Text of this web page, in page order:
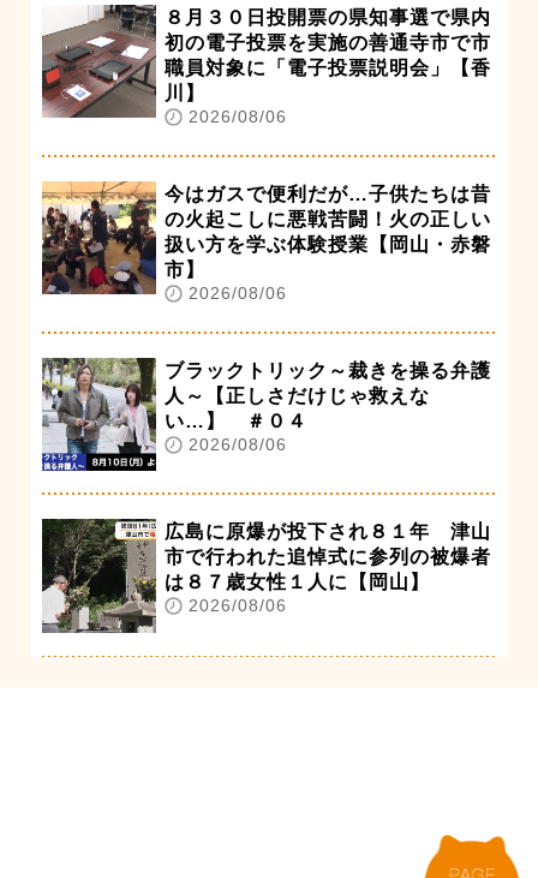
８月３０日投開票の県知事選で県内
初の電子投票を実施の善通寺市で市
職員対象に「電子投票説明会」【香
川】
2026/08/06
今はガスで便利だが…子供たちは昔
の火起こしに悪戦苦闘！火の正しい
扱い方を学ぶ体験授業【岡山・赤磐
市】
2026/08/06
ブラックトリック～裁きを操る弁護
人～【正しさだけじゃ救えな
い…】 ＃０４
2026/08/06
広島に原爆が投下され８１年 津山
市で行われた追悼式に参列の被爆者
は８７歳女性１人に【岡山】
2026/08/06